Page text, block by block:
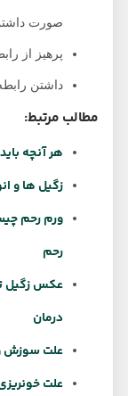
صورت داشتن
پرهیز از رابطه
داشتن رابطه
مطالب مرتبط:
هر آنچه باید
زگیل ها و
ورم رحم
عکس زگیل
درمان
علت سوزش
علت خونریزی از